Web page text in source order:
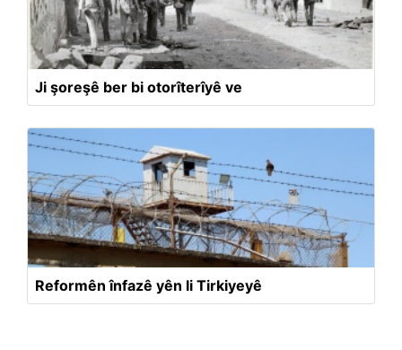
Ji şoreşê ber bi otorîterîyê ve
Reformên înfazê yên li Tirkiyeyê